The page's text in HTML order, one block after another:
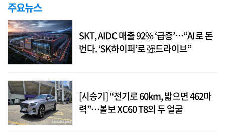
주요뉴스
SKT, AIDC 매출 92% ‘급증’…“AI로 돈
번다. ‘SK하이퍼’로 强드라이브”
[시승기] “전기로 60km, 밟으면 462마
력”…볼보 XC60 T8의 두 얼굴